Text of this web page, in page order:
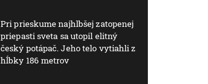
Pri prieskume najhlbšej zatopenej
priepasti sveta sa utopil elitný
český potápač. Jeho telo vytiahli z
hĺbky 186 metrov